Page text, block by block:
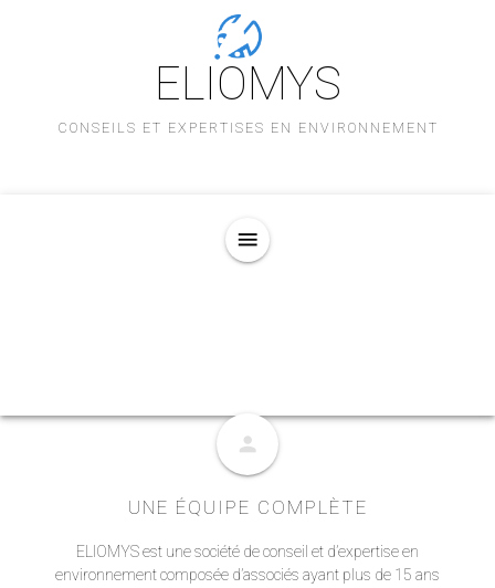
ELIOMYS
CONSEILS ET EXPERTISES EN ENVIRONNEMENT
menu
person
UNE ÉQUIPE COMPLÈTE
ELIOMYS est une société de conseil et d’expertise en
environnement composée d’associés ayant plus de 15 ans